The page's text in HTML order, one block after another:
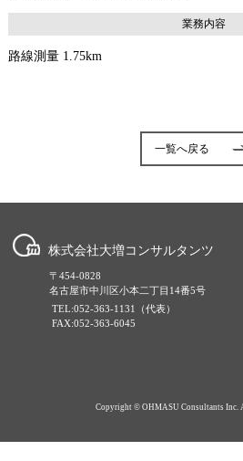
業務内容
路線測量 1.75km
一覧へ戻る
株式会社大増コンサルタンツ
〒454-0828
名古屋市中川区小本二丁目14番5号
TEL:052-363-1131（代表）
FAX:052-363-6045
Copyright © OHMASU Consultants Inc.